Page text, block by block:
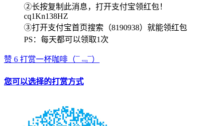
②长按复制此消息，打开支付宝领红包！
cq1Kn138HZ
③打开支付宝首页搜索（8190938）就能领红包
PS：每天都可以领取1次
赞 6 打赏一杯咖啡 （¯﹃¯）
您可以选择的打赏方式